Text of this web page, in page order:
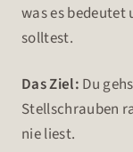
was es bedeutet
solltest.
Das Ziel: Du
Stellschrauben
nie liest.